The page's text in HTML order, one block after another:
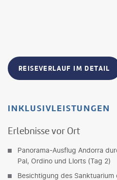
REISEVERLAUF IM DETAIL
INKLUSIVLEISTUNGEN
Erlebnisse vor Ort
Panorama-Ausflug Andorra
Pal, Ordino und Llorts (Tag 2)
Besichtigung des Sanktuarium